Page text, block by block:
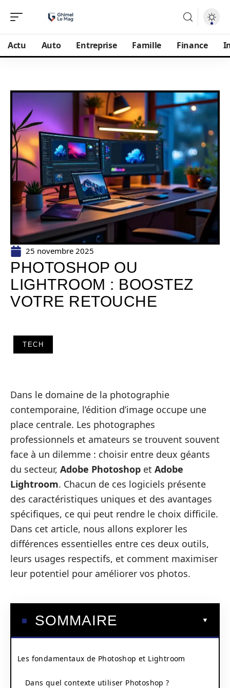
Actu Auto Entreprise Famille Finance
25 novembre 2025
PHOTOSHOP OU
LIGHTROOM : BOOSTEZ
VOTRE RETOUCHE
TECH
Dans le domaine de la photographie
contemporaine, l’édition d’image occupe une
place centrale. Les photographes
professionnels et amateurs se trouvent souvent
face à un dilemme : choisir entre deux géants
du secteur, Adobe Photoshop et Adobe
Lightroom. Chacun de ces logiciels présente
des caractéristiques uniques et des avantages
spécifiques, ce qui peut rendre le choix difficile.
Dans cet article, nous allons explorer les
différences essentielles entre ces deux outils,
leurs usages respectifs, et comment maximiser
leur potentiel pour améliorer vos photos.
SOMMAIRE
Les fondamentaux de Photoshop et Lightroom
Dans quel contexte utiliser Photoshop ?